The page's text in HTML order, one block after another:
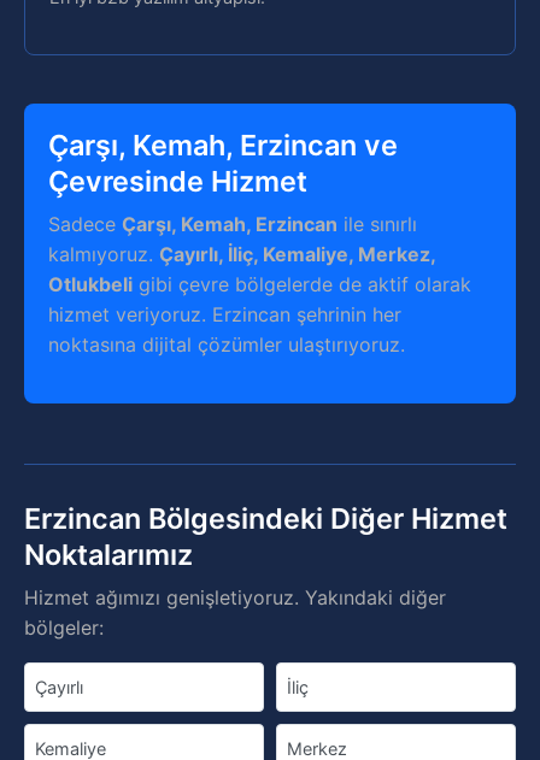
Çarşı, Kemah, Erzincan ve
Çevresinde Hizmet
Sadece Çarşı, Kemah, Erzincan ile sınırlı
kalmıyoruz. Çayırlı, İliç, Kemaliye, Merkez,
Otlukbeli gibi çevre bölgelerde de aktif olarak
hizmet veriyoruz. Erzincan şehrinin her
noktasına dijital çözümler ulaştırıyoruz.
Erzincan Bölgesindeki Diğer Hizmet
Noktalarımız
Hizmet ağımızı genişletiyoruz. Yakındaki diğer
bölgeler:
Çayırlı İliç
Kemaliye Merkez